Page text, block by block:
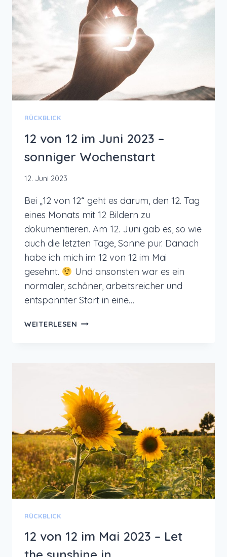
HÜTTENTOUR
IM
STEINERNEN
MEER
RÜCKBLICK
12 von 12 im Juni 2023 –
sonniger Wochenstart
12. Juni 2023
Bei „12 von 12“ geht es darum, den 12. Tag
eines Monats mit 12 Bildern zu
dokumentieren. Am 12. Juni gab es, so wie
auch die letzten Tage, Sonne pur. Danach
habe ich mich im 12 von 12 im Mai
gesehnt.
Und ansonsten war es ein
normaler, schöner, arbeitsreicher und
entspannter Start in eine…
WEITERLESEN 12
–
SONNIGER
WOCHENSTART
RÜCKBLICK
12 von 12 im Mai 2023 – Let